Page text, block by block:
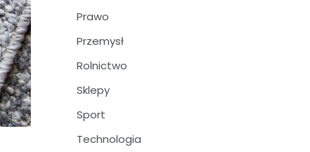
Prawo
Przemysł
Rolnictwo
Sklepy
Sport
Technologia